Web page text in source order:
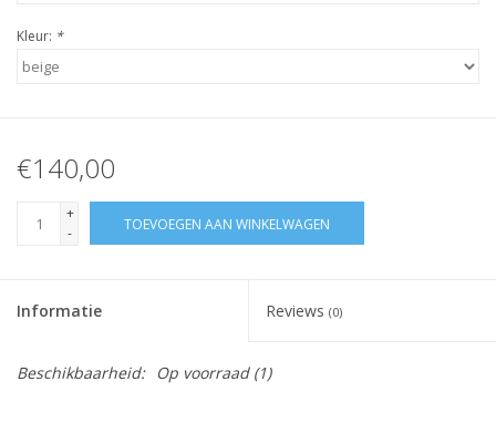
Kleur: *
€140,00
+
-
TOEVOEGEN AAN WINKELWAGEN
Informatie Reviews (0)
Beschikbaarheid: Op voorraad(1)